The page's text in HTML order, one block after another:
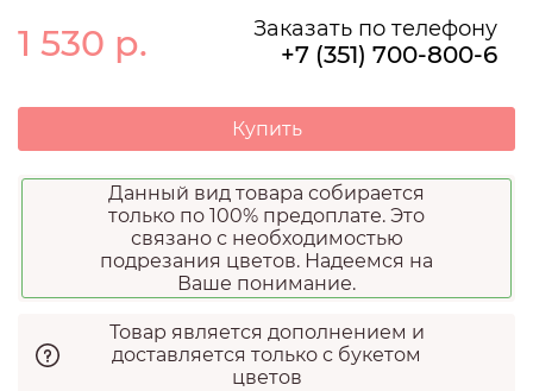
1 530 р. Заказать по телефону
+7 (351) 700-800-6
Купить
Данный вид товара собирается
только по 100% предоплате. Это
связано с необходимостью
подрезания цветов. Надеемся на
Ваше понимание.
Товар является дополнением и
доставляется только с букетом
цветов